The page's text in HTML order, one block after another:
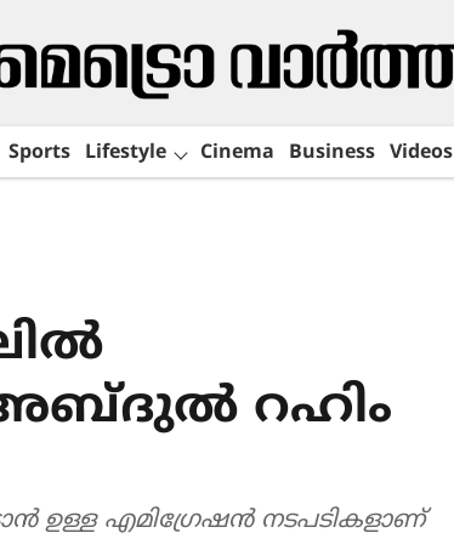
Sports Lifestyle Cinema Business Videos
അബ്ദുൽ റഹിം
ഉള്ള എമിഗ്രേഷൻ നടപടികളാണ്